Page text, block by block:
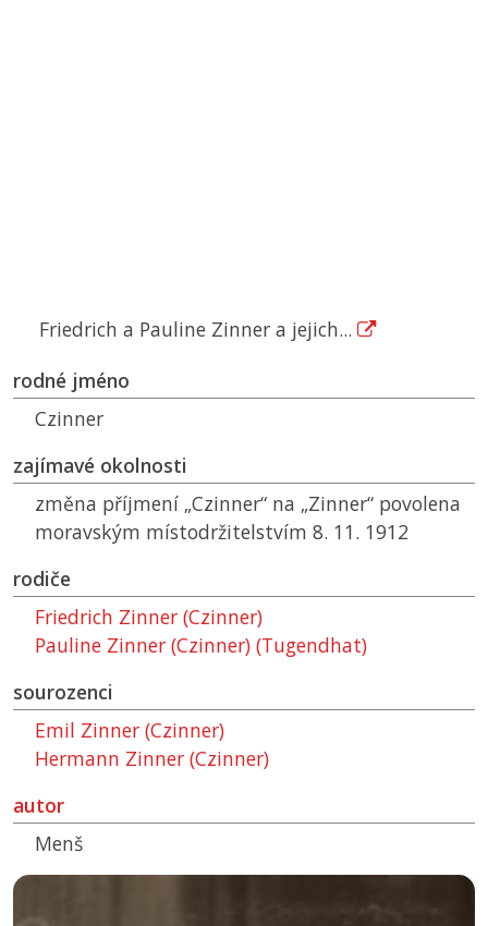
Friedrich a Pauline Zinner a jejich...
rodné jméno
Czinner
zajímavé okolnosti
změna příjmení „Czinner“ na „Zinner“ povolena
moravským místodržitelstvím 8. 11. 1912
rodiče
Friedrich Zinner (Czinner)
Pauline Zinner (Czinner) (Tugendhat)
sourozenci
Emil Zinner (Czinner)
Hermann Zinner (Czinner)
autor
Menš